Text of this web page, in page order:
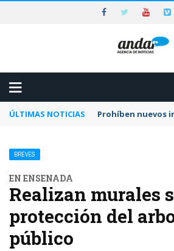
ÚLTIMAS NOTICIAS Prohíben nuevos
BREVES
EN ENSENADA
Realizan murales
protección del
público